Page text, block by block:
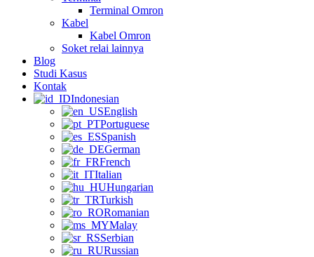
Terminal Omron
Kabel
Kabel Omron
Soket relai lainnya
Blog
Studi Kasus
Kontak
Indonesian
English
Portuguese
Spanish
German
French
Italian
Hungarian
Turkish
Romanian
Malay
Serbian
Russian